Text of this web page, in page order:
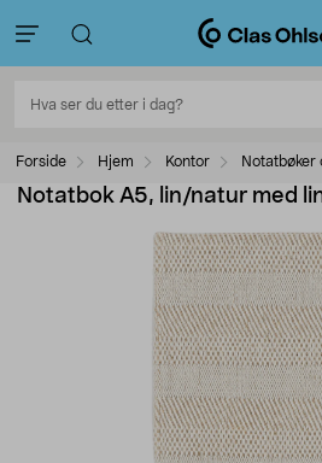
Forside Hjem Kontor Notatbøker
Notatbok A5, lin/natur med